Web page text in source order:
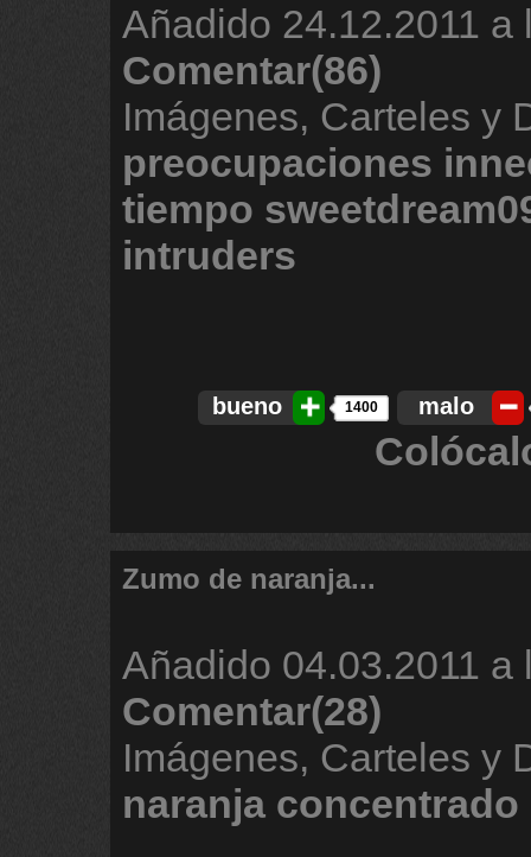
Añadido 24.12.2011 a
Comentar(86)
Imágenes, Carteles y
preocupaciones
tiempo
intruders
bueno 1400 malo
Zumo de naranja...
Añadido 04.03.2011 a
Comentar(28)
Imágenes, Carteles y
naranja concentrado